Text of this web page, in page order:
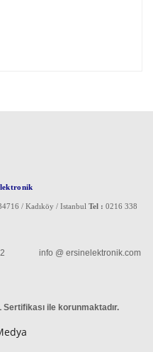
/ Kadıköy / Istanbul Tel : 0216 338
02 info @ ersinelektronik.com
ile korunmaktadır.